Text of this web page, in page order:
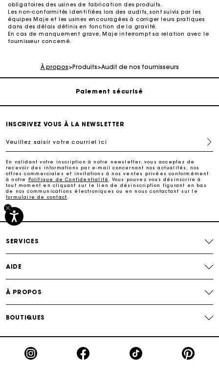
obligatoires des usines de fabrication des produits.
Les non-conformités identifiées lors des audits, sont suivis par les
équipes Maje et les usines encouragées à corriger leurs pratiques
dans des délais définis en fonction de la gravité.
En cas de manquement grave, Maje interrompt sa relation avec le
fournisseur concerné.
À propos>Produits>Audit de nos fournisseurs
Suivi de commande
Livraison à domicile offerte sous 2 à 3 jours ouvrés.
Paiement sécurisé
Livraison à domicile offerte sous 2 à 3 jours ouvrés.
Paiement sécurisé
INSCRIVEZ VOUS À LA NEWSLETTER
Veuillez saisir votre courriel ici
En validant votre inscription à notre newsletter, vous acceptez de
recevoir des informations par e-mail concernant nos actualités, nos
offres commerciales et invitations à nos ventes privées conformément
à notre
Politique de Confidentialité
. Vous pouvez vous désinscrire à
tout moment en cliquant sur le lien de désinscription figurant en bas
de nos communications électroniques ou en nous contactant sur le
formulaire de contact
SERVICES
AIDE
À PROPOS
BOUTIQUES